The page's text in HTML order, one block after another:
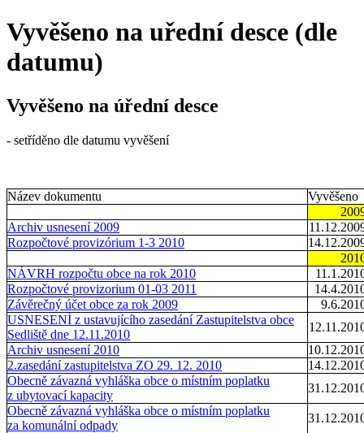
Vyvěšeno na uřední desce (dle
datumu)
Vyvěšeno na úřední desce
- setříděno dle datumu vyvěšení
Název dokumentu
Vyvěšeno
Archiv usnesení 2009
Rozpočtové provizórium 1-3 2010
NÁVRH rozpočtu obce na rok 2010
Rozpočtové provizorium 01-03 2011
Závěrečný účet obce za rok 2009
USNESENÍ z ustavujícího zasedání Zastupitelstva obce
Sedliště dne 12.11.2010
Archiv usnesení 2010
2.zasedání zastupitelstva ZO 29. 12. 2010
Obecně závazná vyhláška obce o místním poplatku
z ubytovací kapacity
Obecně závazná vyhláška obce o místním poplatku
za komunální odpady